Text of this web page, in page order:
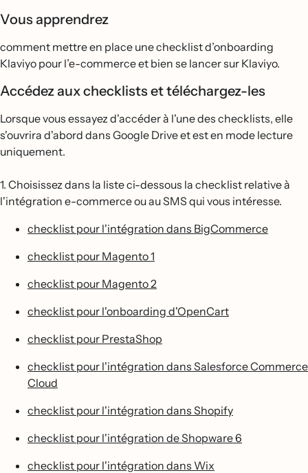
Vous apprendrez
comment mettre en place une checklist d’onboarding
Klaviyo pour l’e-commerce et bien se lancer sur Klaviyo.
Accédez aux checklists et téléchargez-les
Lorsque vous essayez d'accéder à l'une des checklists, elle
s'ouvrira d'abord dans Google Drive et est en mode lecture
uniquement.
1. Choisissez dans la liste ci-dessous la checklist relative à
l'intégration e-commerce ou au SMS qui vous intéresse.
checklist pour l'intégration dans BigCommerce
checklist pour Magento 1
checklist pour Magento 2
checklist pour l'onboarding d'OpenCart
checklist pour PrestaShop
checklist pour l'intégration dans Salesforce Commerce
Cloud
checklist pour l'intégration dans Shopify
checklist pour l'intégration de Shopware 6
checklist pour l'intégration dans Wix